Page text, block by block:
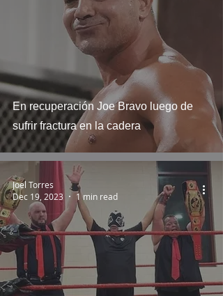
En recuperación Joe Bravo luego de
sufrir fractura en la cadera
Joel Torres
Dec 19, 2023
1 min read